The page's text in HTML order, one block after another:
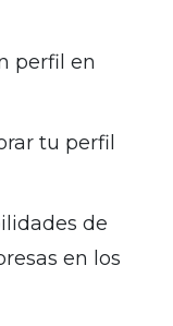
perfil en
tu perfil
de
en los